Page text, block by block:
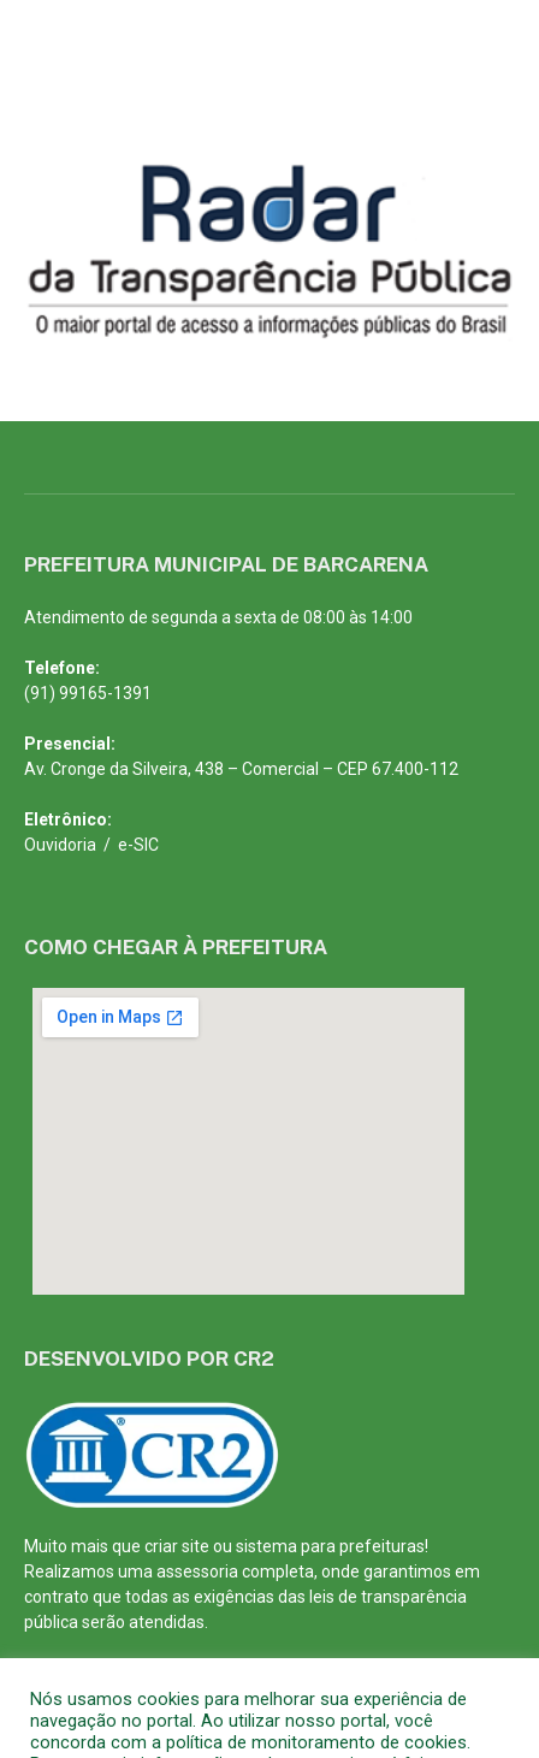
PREFEITURA MUNICIPAL DE BARCARENA
Atendimento de segunda a sexta de 08:00 às 14:00
Telefone:
(91) 99165-1391
Presencial:
Av. Cronge da Silveira, 438 – Comercial – CEP 67.400-112
Eletrônico:
Ouvidoria / e-SIC
COMO CHEGAR À PREFEITURA
DESENVOLVIDO POR CR2
Muito mais que criar site ou sistema para prefeituras!
Realizamos uma assessoria completa, onde garantimos em
contrato que todas as exigências das leis de transparência
pública serão atendidas.
Nós usamos cookies para melhorar sua experiência de
navegação no portal. Ao utilizar nosso portal, você
concorda com a política de monitoramento de cookies.